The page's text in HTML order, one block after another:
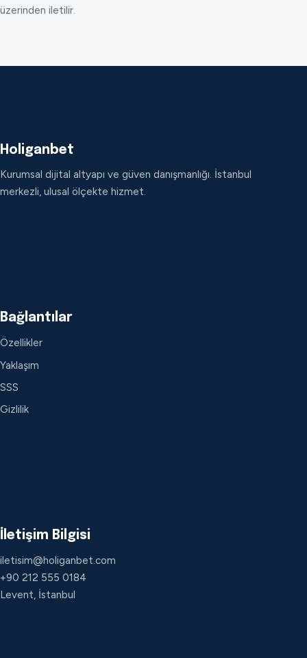
üzerinden iletilir.
Holiganbet
Kurumsal dijital altyapı ve güven danışmanlığı. İstanbul
merkezli, ulusal ölçekte hizmet.
Bağlantılar
Özellikler
Yaklaşım
SSS
Gizlilik
İletişim Bilgisi
iletisim@holiganbet.com
+90 212 555 0184
Levent, İstanbul